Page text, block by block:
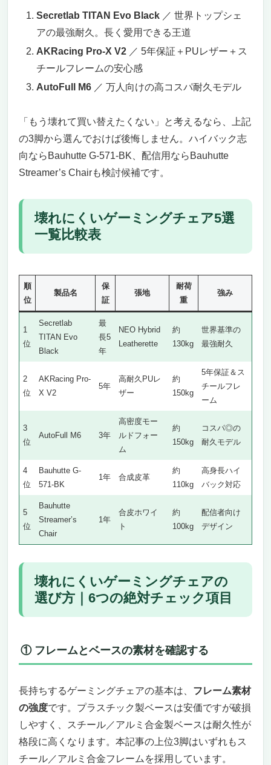
Secretlab TITAN Evo Black ／ 世界トップシェ
アの最強耐久。長く愛用できる王道
AKRacing Pro-X V2 ／ 5年保証＋PUレザー＋ス
チールフレームの安心感
AutoFull M6 ／ 万人向けの高コスパ耐久モデル
「もう壊れて買い替えたくない」と考えるなら、上記
の3脚から選んでおけば後悔しません。ハイバック志
向ならBauhutte G-571-BK、配信用ならBauhutte
Streamer’s Chairも検討候補です。
壊れにくいゲーミングチェア5選
一覧比較表
順
位
製品名
保
証
張地
耐荷
重
強み
1
位
Secretlab
TITAN Evo
Black
最
長5
年
NEO Hybrid
Leatherette
約
130kg
世界基準の
最強耐久
2
位
AKRacing Pro-
X V2
5年
高耐久PUレ
ザー
約
150kg
5年保証＆ス
チールフレ
ーム
3
位
AutoFull M6 3年
高密度モー
ルドフォー
ム
約
150kg
コスパ◎の
耐久モデル
4
位
Bauhutte G-
571-BK
1年 合成皮革
約
110kg
高身長ハイ
バック対応
5
位
Bauhutte
Streamer’s
Chair
1年
合皮ホワイ
ト
約
100kg
配信者向け
デザイン
壊れにくいゲーミングチェアの
選び方｜6つの絶対チェック項目
① フレームとベースの素材を確認する
長持ちするゲーミングチェアの基本は、 フレーム素材
の強度です。プラスチック製ベースは安価ですが破損
しやすく、スチール／アルミ合金製ベースは耐久性が
格段に高くなります。本記事の上位3脚はいずれもス
チール／アルミ合金フレームを採用しています。